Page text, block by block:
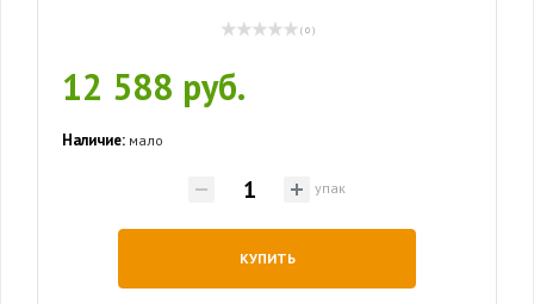
( 0 )
12 588 руб.
Наличие: мало
упак
КУПИТЬ